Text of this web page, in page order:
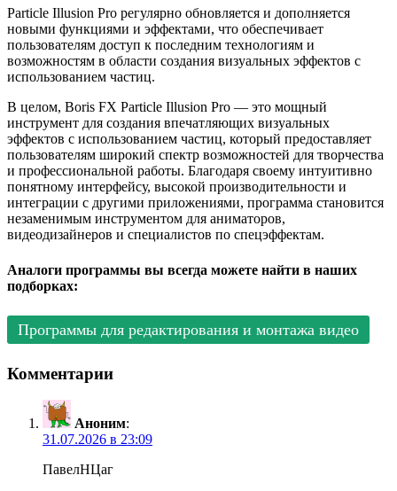
Particle Illusion Pro регулярно обновляется и дополняется
новыми функциями и эффектами, что обеспечивает
пользователям доступ к последним технологиям и
возможностям в области создания визуальных эффектов с
использованием частиц.
В целом, Boris FX Particle Illusion Pro — это мощный
инструмент для создания впечатляющих визуальных
эффектов с использованием частиц, который предоставляет
пользователям широкий спектр возможностей для творчества
и профессиональной работы. Благодаря своему интуитивно
понятному интерфейсу, высокой производительности и
интеграции с другими приложениями, программа становится
незаменимым инструментом для аниматоров,
видеодизайнеров и специалистов по спецэффектам.
Аналоги программы вы всегда можете найти в наших
подборках:
Программы для редактирования и монтажа видео
Комментарии
Аноним:
31.07.2026 в 23:09
ПавелНЦаг